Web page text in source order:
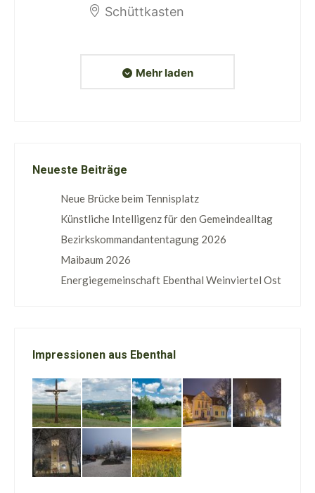
Schüttkasten
Mehr laden
Neueste Beiträge
Neue Brücke beim Tennisplatz
Künstliche Intelligenz für den Gemeindealltag
Bezirkskommandantentagung 2026
Maibaum 2026
Energiegemeinschaft Ebenthal Weinviertel Ost
Impressionen aus Ebenthal